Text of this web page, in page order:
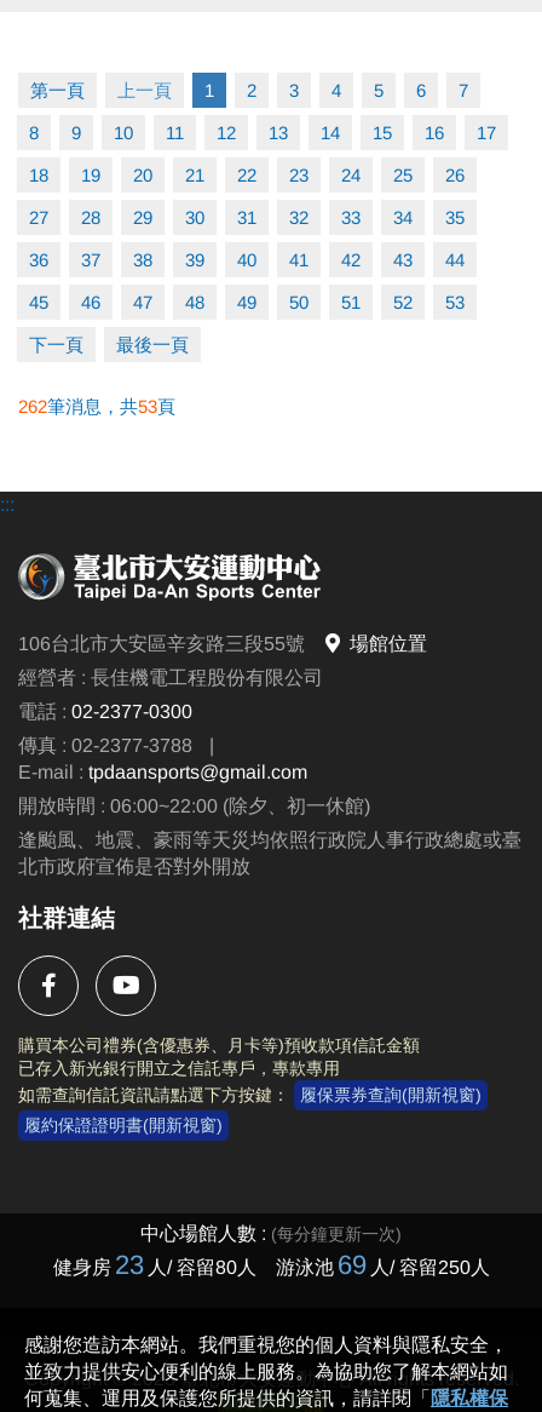
◼︎ Benny老師
▌7/24(五)、7/31(五)
▌09:00-09:50 樂齡班 (60歲以上)
▌10:00-10:50、11:00-11:50
▪︎ 單堂費用：900元/堂
▪︎ 注意事項：上課請穿著休閒運動衣褲及「止滑襪」
▪︎ 大安APP 長佳Sports+ APP傳送門⬇
google play 傳送門點我(另開新視窗)
●電話洽詢 (02)2396-0300 分機103、104
第一頁 上一頁 1 2 3 4 5 6 7
8 9 10 11 12 13 14 15 16 17
18 19 20 21 22 23 24 25 26
27 28 29 30 31 32 33 34 35
36 37 38 39 40 41 42 43 44
45 46 47 48 49 50 51 52 53
下一頁 最後一頁
262筆消息，共53頁
:::
106台北市大安區辛亥路三段55號
場館位置
經營者 : 長佳機電工程股份有限公司
電話 : 02-2377-0300
傳真 : 02-2377-3788
|
E-mail : tpdaansports@gmail.com
開放時間 : 06:00~22:00 (除夕、初一休館)
逢颱風、地震、豪雨等天災均依照行政院人事行政總處或臺
北市政府宣佈是否對外開放
社群連結
購買本公司禮券(含優惠券、月卡等)預收款項信託金額
已存入新光銀行開立之信託專戶，專款專用
如需查詢信託資訊請點選下方按鍵：
履保票券查詢(開新視窗)
履約保證證明書(開新視窗)
Copyright © 2023 臺北市大安運動中心 All rights reserved.